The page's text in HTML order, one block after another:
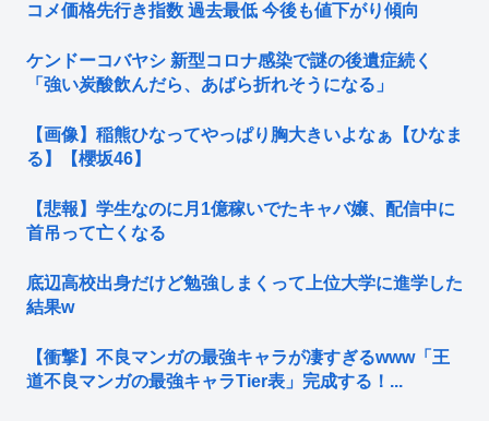
コメ価格先行き指数 過去最低 今後も値下がり傾向
ケンドーコバヤシ 新型コロナ感染で謎の後遺症続く
「強い炭酸飲んだら、あばら折れそうになる」
【画像】稲熊ひなってやっぱり胸大きいよなぁ【ひなま
る】【櫻坂46】
【悲報】学生なのに月1億稼いでたキャバ嬢、配信中に
首吊って亡くなる
底辺高校出身だけど勉強しまくって上位大学に進学した
結果w
【衝撃】不良マンガの最強キャラが凄すぎるwww「王
道不良マンガの最強キャラTier表」完成する！...